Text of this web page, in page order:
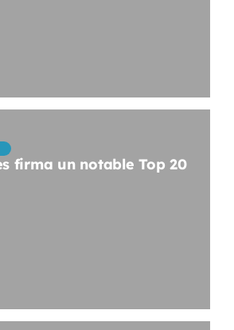
firma un notable Top 20